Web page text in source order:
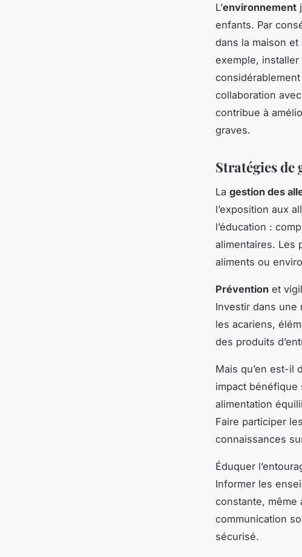
L’environnement
enfants. Par
dans la maison
exemple,
considérablement
collaboration
contribue à
graves.
Stratégies de
La gestion des
l’exposition aux
l’éducation :
alimentaires. Les
aliments ou
Prévention et
Investir dans une
les acariens,
des produits
Mais qu’en est-il
impact bénéfique
alimentation
Faire participer
connaissances
Éduquer
Informer les
constante, même
communication
sécurisé.